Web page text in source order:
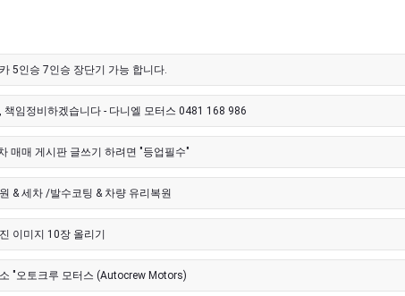
5인승 7인승 장단기 가능 합니다.
책임정비하겠습니다 - 다니엘 모터스 0481 168 986
매매 게시판 글쓰기 하려면 "등업필수"
& 세차 /발수코팅 & 차량 유리복원
이미지 10장 올리기
"오토크루 모터스 (Autocrew Motors)